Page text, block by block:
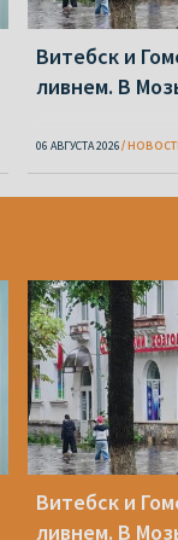
Витебск и
ливнем. В
06 АВГУСТА 2026
Витебск и
ливнем. В